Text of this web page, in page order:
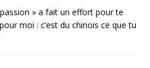
» a fait un effort pour te
moi : c’est du chinois ce que tu